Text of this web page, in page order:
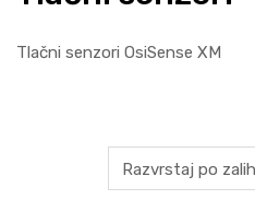
Tlačni senzori OsiSense XM